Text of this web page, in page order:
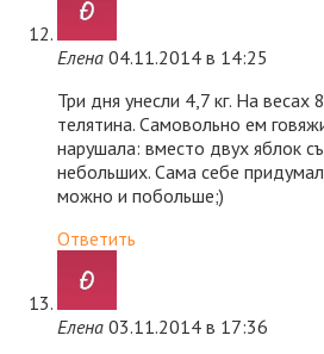
Елена 04.11.2014 в 14:25
Три дня унесли 4,7 кг. На весах
телятина. Самовольно ем
нарушала: вместо двух яблок
небольших. Сама себе
можно и побольше;)
Ответить
Елена 03.11.2014 в 17:36